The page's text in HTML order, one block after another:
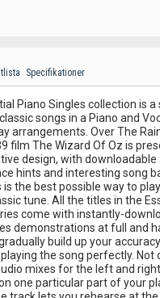
Specifikationer
Piano Singles collection is a
songs in a Piano and
arrangements. Over The
film The Wizard Of Oz is
design, with downloadable
hints and interesting song
is the best possible way to
tune. All the titles in the
come with instantly-
demonstrations at full and
build up your
the song perfectly. Not
mixes for the left and
one particular part of your